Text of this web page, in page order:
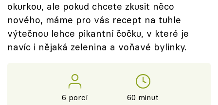
okurkou, ale pokud chcete zkusit něco
nového, máme pro vás recept na tuhle
výtečnou lehce pikantní čočku, v které je
navíc i nějaká zelenina a voňavé bylinky.
6 porcí 60 minut